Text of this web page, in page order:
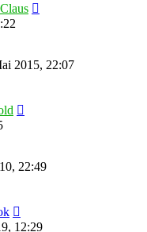
2015, 22:07
22:49
12:29